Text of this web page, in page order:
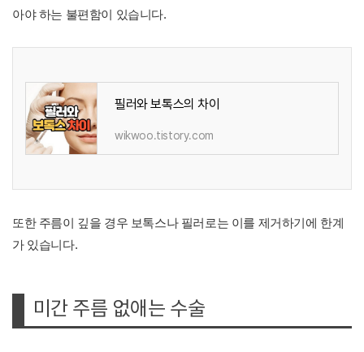
아야 하는 불편함이 있습니다.
필러와 보톡스의 차이
wikwoo.tistory.com
또한 주름이 깊을 경우 보톡스나 필러로는 이를 제거하기에 한계
가 있습니다.
미간 주름 없애는 수술